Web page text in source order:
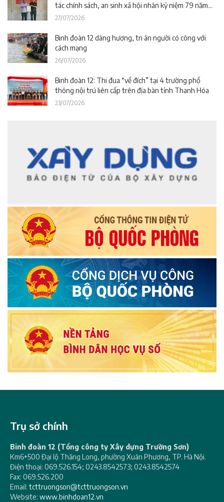
tác chính sách, an sinh xã hội nhân kỷ niệm 79 năm
Ngày Thương binh – Liệt sĩ
27/07/2026
Binh đoàn 12 dâng hương, tri ân người có công với
cách mạng
26/07/2026
Binh đoàn 12: Thi đua “về đích” tại 4 trường phổ
thông nội trú liên cấp trên địa bàn tỉnh Thanh Hóa
23/07/2026
Trụ sở chính
Binh đoàn 12 (Tổng công ty Xây dựng Trường Sơn)
Km6+500 Đại lộ Thăng Long, phường Xuân Phương, TP. Hà Nội.
Điện thoại: 069.526.154; 0243.8542573; 0243.8542574
Fax: 069.526.200
Email: tcttruongson@tcttruongson.vn
Website: www.binhdoan12.vn